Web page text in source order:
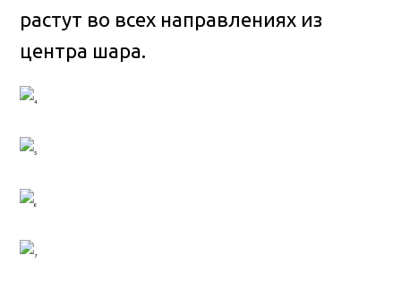
растут во всех направлениях из
центра шара.